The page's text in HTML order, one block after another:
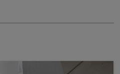
塑机器人操控